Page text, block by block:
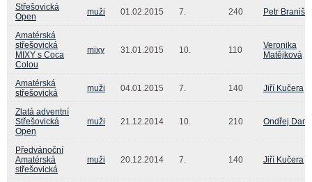
Střešovická
Open
muži 01.02.2015 7. 240 Petr Braniš
Amatérská
střešovická
MIXY s Coca
Colou
mixy 31.01.2015 10. 110
Veronika
Matějková
Amatérská
střešovická
muži 04.01.2015 7. 140 Jiří Kučera
Zlatá adventní
Střešovická
Open
muži 21.12.2014 10. 210 Ondřej
Předvánoční
Amatérská
střešovická
muži 20.12.2014 7. 140 Jiří Kučera